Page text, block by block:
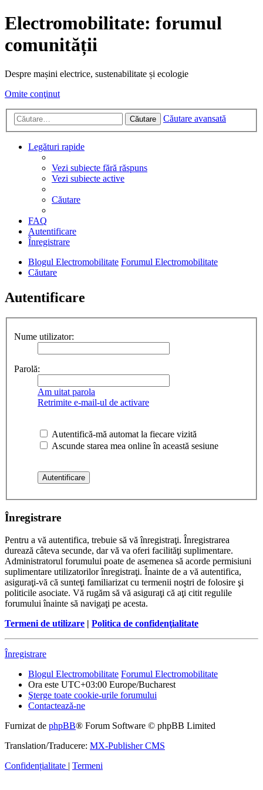
Electromobilitate: forumul
comunității
Despre mașini electrice, sustenabilitate și ecologie
Omite conţinut
Căutare Căutare avansată
Legături rapide
Vezi subiecte fără răspuns
Vezi subiecte active
Căutare
FAQ
Autentificare
Înregistrare
Blogul Electromobilitate Forumul Electromobilitate
Căutare
Autentificare
Nume utilizator:
Parolă:
Am uitat parola
Retrimite e-mail-ul de activare
Autentifică-mă automat la fiecare vizită
Ascunde starea mea online în această sesiune
Înregistrare
Pentru a vă autentifica, trebuie să vă înregistraţi. Înregistrarea
durează câteva secunde, dar vă va oferi facilităţi suplimentare.
Administratorul forumului poate de asemenea să acorde permisiuni
suplimentare utilizatorilor înregistraţi. Înainte de a vă autentifica,
asiguraţi-vă că sunteţi familiarizat cu termenii noştri de folosire şi
politicile asociate. Vă rugăm să vă asiguraţi că aţi citit regulile
forumului înainte să navigaţi pe acesta.
Termeni de utilizare | Politica de confidenţialitate
Înregistrare
Blogul Electromobilitate Forumul Electromobilitate
Ora este UTC+03:00 Europe/Bucharest
Şterge toate cookie-urile forumului
Contactează-ne
Furnizat de phpBB® Forum Software © phpBB Limited
Translation/Traducere: MX-Publisher CMS
Confidențialitate | Termeni